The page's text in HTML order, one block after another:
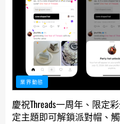
業界動態
慶祝Threads一周年、限定
定主題即可解鎖派對帽、